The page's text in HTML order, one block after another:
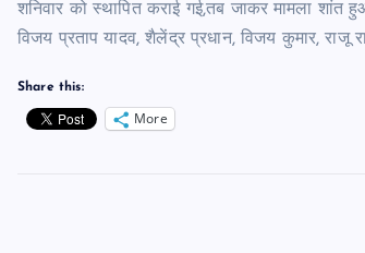
शनिवार को स्थापित कराई गई,तब जाकर मामला शांत
विजय प्रताप यादव, शैलेंद्र प्रधान, विजय कुमार, राजू
Share this:
More